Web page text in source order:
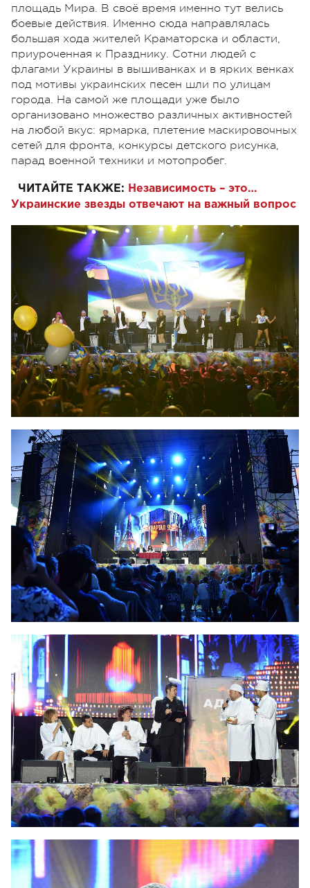
площадь Мира. В своё время именно тут велись
боевые действия. Именно сюда направлялась
большая хода жителей Краматорска и области,
приуроченная к Празднику. Сотни людей с
флагами Украины в вышиванках и в ярких венках
под мотивы украинских песен шли по улицам
города. На самой же площади уже было
организовано множество различных активностей
на любой вкус: ярмарка, плетение маскировочных
сетей для фронта, конкурсы детского рисунка,
парад военной техники и мотопробег.
ЧИТАЙТЕ ТАКЖЕ: Независимость – это…
Украинские звезды отвечают на важный вопрос